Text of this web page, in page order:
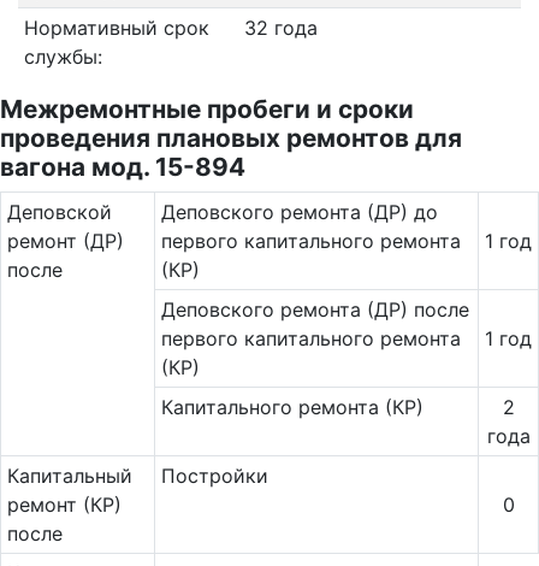
Нормативный срок
службы:
32 года
Межремонтные пробеги и сроки
проведения плановых ремонтов для
вагона мод. 15-894
Де­повс­кой
ремонт (ДР)
после
Деповского ремонта (ДР) до
первого капитального ремонта
(КР)
1 год
Деповского ремонта (ДР) после
первого капитального ремонта
(КР)
1 год
Капитального ремонта (КР)
2
года
Ка­пи­таль­ный
ремонт (КР)
после
Постройки
0